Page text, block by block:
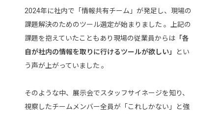
2024年に社内で「情報共有チーム」が発足し、現場の
課題解決のためのツール選定が始まりました 。上記の
課題を抱えていたこともあり現場の従業員からは 「各
自が社内の情報を取りに行けるツールが欲しい」
とい
う声が上がっていました 。
そのような中、展示会でスタッフサイネージを知り、
視察したチームメンバー全員が「これしかない」と強